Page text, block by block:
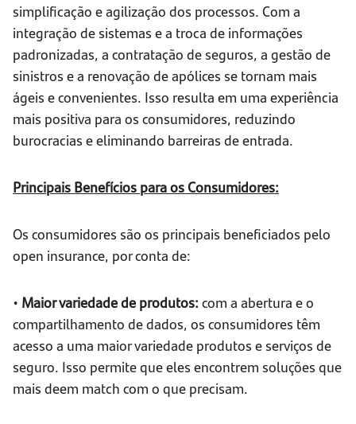
simplificação e agilização dos processos. Com a
integração de sistemas e a troca de informações
padronizadas, a contratação de seguros, a gestão de
sinistros e a renovação de apólices se tornam mais
ágeis e convenientes. Isso resulta em uma experiência
mais positiva para os consumidores, reduzindo
burocracias e eliminando barreiras de entrada.
Principais Benefícios para os Consumidores:
Os consumidores são os principais beneficiados pelo
open insurance, por conta de:
• Maior variedade de produtos: com a abertura e o
compartilhamento de dados, os consumidores têm
acesso a uma maior variedade produtos e serviços de
seguro. Isso permite que eles encontrem soluções que
mais deem match com o que precisam.